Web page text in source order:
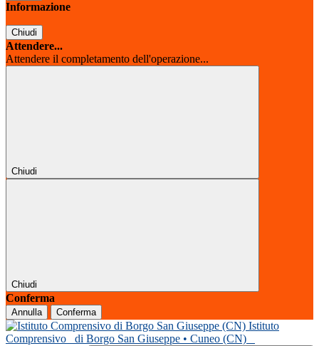
Informazione
Chiudi
Attendere...
Attendere il completamento dell'operazione...
Chiudi
Chiudi
Conferma
Annulla Conferma
Istituto
Comprensivo
di Borgo San Giuseppe • Cuneo (CN)